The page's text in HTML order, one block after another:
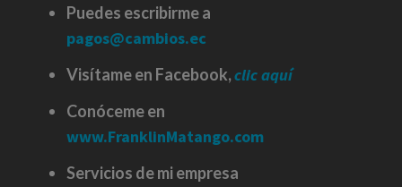
Puedes escribirme a
pagos@cambios.ec
Visítame en Facebook,clic aquí
Conóceme en
www.FranklinMatango.com
Servicios de mi empresa